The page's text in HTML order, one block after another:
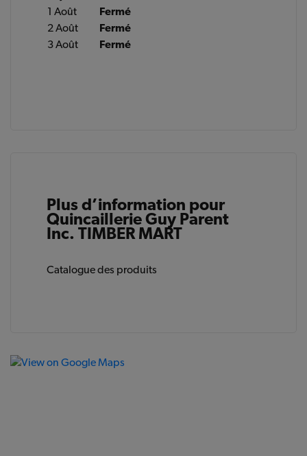
1 Août
Fermé
2 Août
Fermé
3 Août
Fermé
Plus d’information pour
Quincaillerie Guy Parent
Inc. TIMBER MART
Catalogue des produits